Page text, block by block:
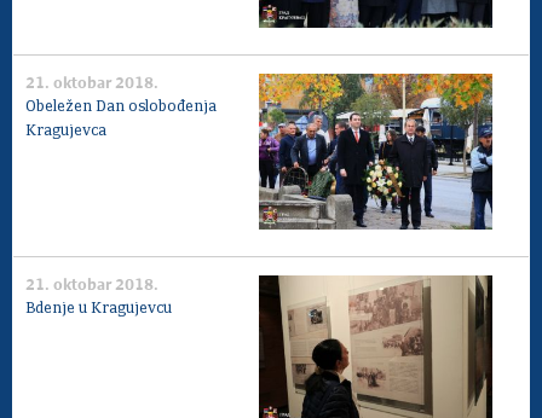
21. oktobar 2018.
Obeležen Dan oslobođenja
Kragujevca
21. oktobar 2018.
Bdenje u Kragujevcu